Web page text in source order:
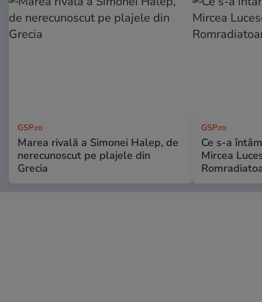
GSP.ro
Marea rivală a Simonei Halep, de
nerecunoscut pe plajele din
Grecia
GSP.ro
Ce s-a
Mircea